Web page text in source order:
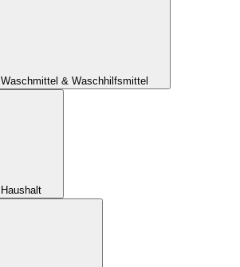
Waschmittel & Waschhilfsmittel
Haushalt